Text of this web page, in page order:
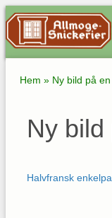
Hem » Ny bild på
Ny
Halvfransk